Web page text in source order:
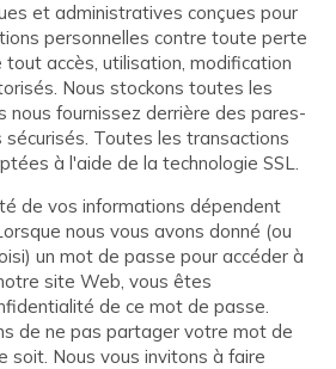
et administratives conçues pour
personnelles contre toute perte
accès, utilisation, modification
Nous stockons toutes les
nous fournissez derrière des pares-
Toutes les transactions
à l'aide de la technologie SSL.
de vos informations dépendent
nous vous avons donné (ou
un mot de passe pour accéder à
site Web, vous êtes
de ce mot de passe.
de ne pas partager votre mot de
soit. Nous vous invitons à faire